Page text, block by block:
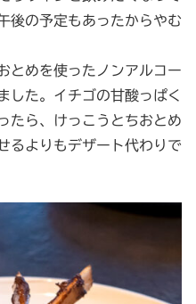
後の予定もあったからやむ
とめを使ったノンアルコー
した。イチゴの甘酸っぱく
たら、けっこうとちおとめ
るよりもデザート代わりで